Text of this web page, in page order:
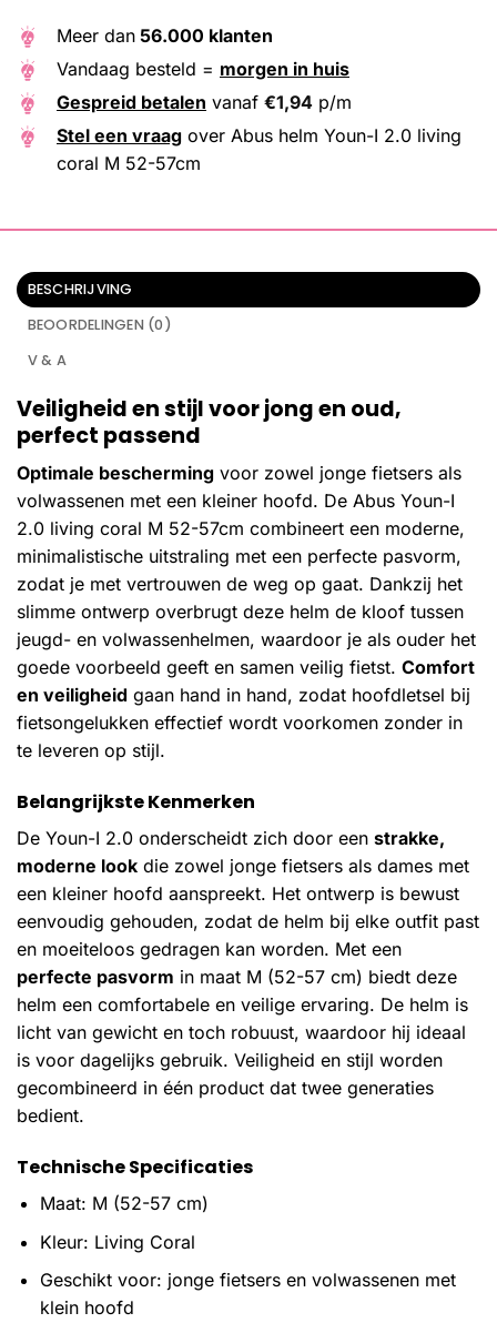
Meer dan 56.000 klanten
Vandaag besteld = morgen in huis
Gespreid betalen vanaf €1,94 p/m
Stel een vraag over Abus helm Youn-I 2.0 living
coral M 52-57cm
BESCHRIJVING
BEOORDELINGEN (0)
V & A
Veiligheid en stijl voor jong en oud,
perfect passend
Optimale bescherming voor zowel jonge fietsers als
volwassenen met een kleiner hoofd. De Abus Youn-I
2.0 living coral M 52-57cm combineert een moderne,
minimalistische uitstraling met een perfecte pasvorm,
zodat je met vertrouwen de weg op gaat. Dankzij het
slimme ontwerp overbrugt deze helm de kloof tussen
jeugd- en volwassenhelmen, waardoor je als ouder het
goede voorbeeld geeft en samen veilig fietst. Comfort
en veiligheid gaan hand in hand, zodat hoofdletsel bij
fietsongelukken effectief wordt voorkomen zonder in
te leveren op stijl.
Belangrijkste Kenmerken
De Youn-I 2.0 onderscheidt zich door een strakke,
moderne look die zowel jonge fietsers als dames met
een kleiner hoofd aanspreekt. Het ontwerp is bewust
eenvoudig gehouden, zodat de helm bij elke outfit past
en moeiteloos gedragen kan worden. Met een
perfecte pasvorm in maat M (52-57 cm) biedt deze
helm een comfortabele en veilige ervaring. De helm is
licht van gewicht en toch robuust, waardoor hij ideaal
is voor dagelijks gebruik. Veiligheid en stijl worden
gecombineerd in één product dat twee generaties
bedient.
Technische Specificaties
Maat: M (52-57 cm)
Kleur: Living Coral
Geschikt voor: jonge fietsers en volwassenen met
klein hoofd